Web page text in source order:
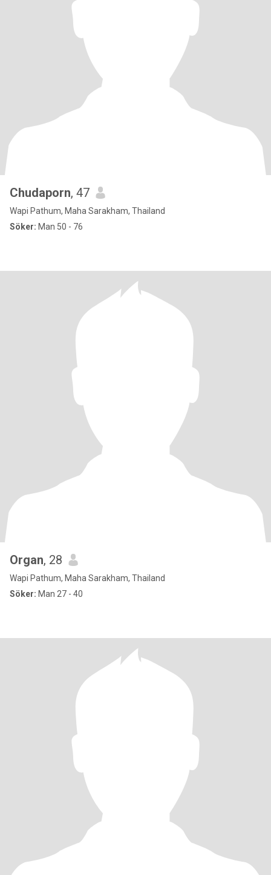
Chudaporn, 47
Wapi Pathum, Maha Sarakham, Thailand
Söker: Man 50 - 76
Organ, 28
Wapi Pathum, Maha Sarakham, Thailand
Söker: Man 27 - 40